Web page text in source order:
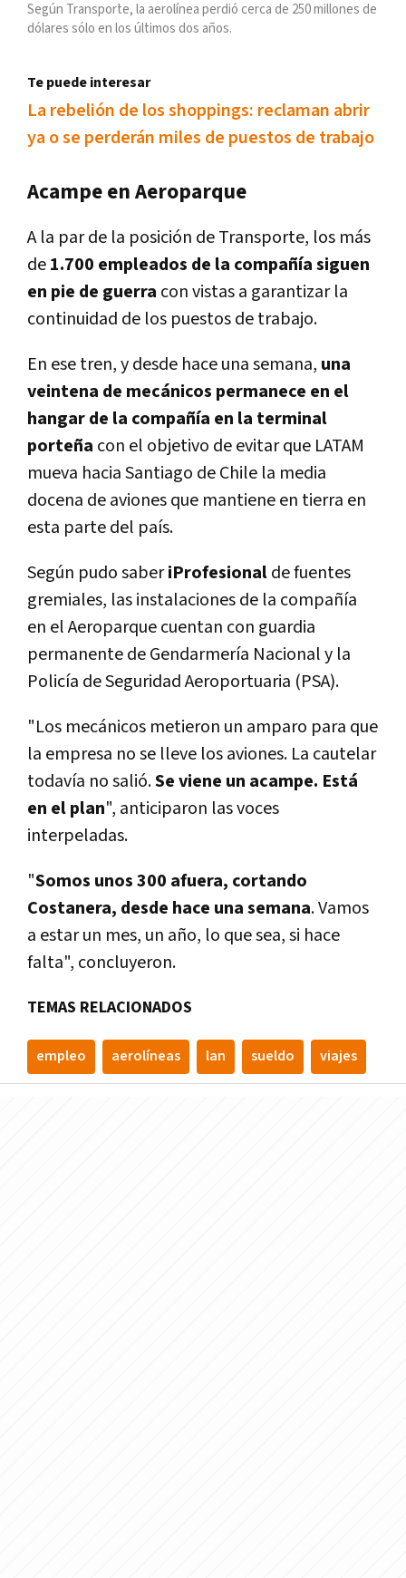
Según Transporte, la aerolínea perdió cerca de 250 millones de
dólares sólo en los últimos dos años.
Te puede interesar
La rebelión de los shoppings: reclaman abrir
ya o se perderán miles de puestos de trabajo
Acampe en Aeroparque
A la par de la posición de Transporte, los más
de1.700 empleados de la compañía siguen
en pie de guerra con vistas a garantizar la
continuidad de los puestos de trabajo.
En ese tren, y desde hace una semana, una
veintena de mecánicos permanece en el
hangar de la compañía en la terminal
porteña con el objetivo de evitar que LATAM
mueva hacia Santiago de Chile la media
docena de aviones que mantiene en tierra en
esta parte del país.
Según pudo saberiProfesionalde fuentes
gremiales, las instalaciones de la compañía
en el Aeroparque cuentan con guardia
permanente de Gendarmería Nacional y la
Policía de Seguridad Aeroportuaria (PSA).
"Los mecánicos metieron un amparo para que
la empresa no se lleve los aviones. La cautelar
todavía no salió.Se viene un acampe. Está
en el plan", anticiparon las voces
interpeladas.
"Somos unos 300 afuera, cortando
Costanera, desde hace una semana. Vamos
a estar un mes, un año, lo que sea, si hace
falta", concluyeron.
TEMAS RELACIONADOS
empleo aerolíneas lan sueldo viajes